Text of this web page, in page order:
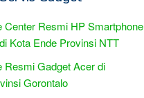
Center Resmi HP Smartphone
Kota Ende Provinsi NTT
Resmi Gadget Acer di
Gorontalo